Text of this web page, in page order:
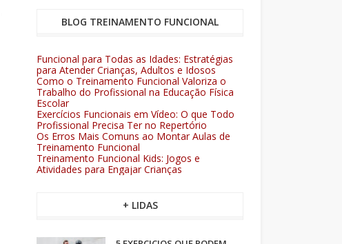
BLOG TREINAMENTO FUNCIONAL
Funcional para Todas as Idades: Estratégias
para Atender Crianças, Adultos e Idosos
Como o Treinamento Funcional Valoriza o
Trabalho do Profissional na Educação Física
Escolar
Exercícios Funcionais em Vídeo: O que Todo
Profissional Precisa Ter no Repertório
Os Erros Mais Comuns ao Montar Aulas de
Treinamento Funcional
Treinamento Funcional Kids: Jogos e
Atividades para Engajar Crianças
+ LIDAS